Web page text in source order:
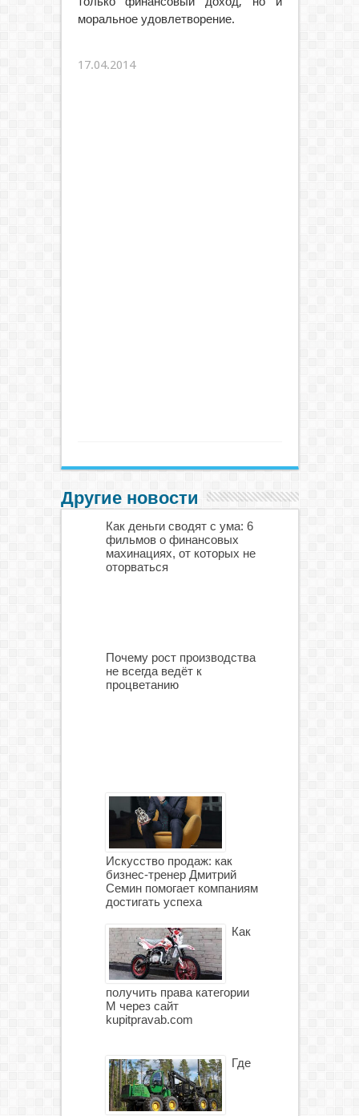
моральное удовлетворение.
17.04.2014
Другие новости
Как деньги сводят с ума: 6
фильмов о финансовых
махинациях, от которых не
оторваться
Почему рост производства
не всегда ведёт к
процветанию
Искусство продаж: как
бизнес-тренер Дмитрий
Семин помогает компаниям
достигать успеха
Как
получить права категории
М через сайт
kupitpravab.com
Где